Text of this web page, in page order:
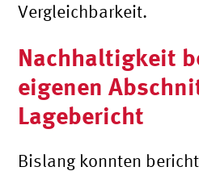
Vergleichbarkeit.
Nachhaltigkeit
eigenen
Lagebericht
Bislang konnten